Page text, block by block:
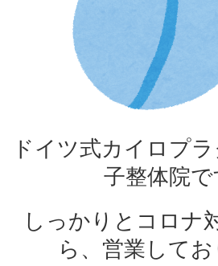
ドイツ式カイロプ
子整体院で
しっかりとコロナ
ら、営業してお